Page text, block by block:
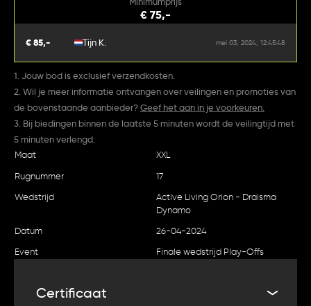
€ 75,-
€ 85,- Tijn K. mei 03, 2024; 12:45:48
1. Jouw bod is exclusief verzendkosten.
2. Wil je meer informatie ontvangen over veilingen en promoties van
de bovenstaande aanbieder?Geef het aan in je voorkeuren.
3. Bij biedingen binnen de laatste 5 minuten wordt de veilingtijd met
5 minuten verlengd.
Maat XXL
Rugnummer
17
Wedstrijd
Active Living Orion - Draisma
Dynamo
Datum
26-04-2024
Event
Finale wedstrijd Play-Offs
Certificaat